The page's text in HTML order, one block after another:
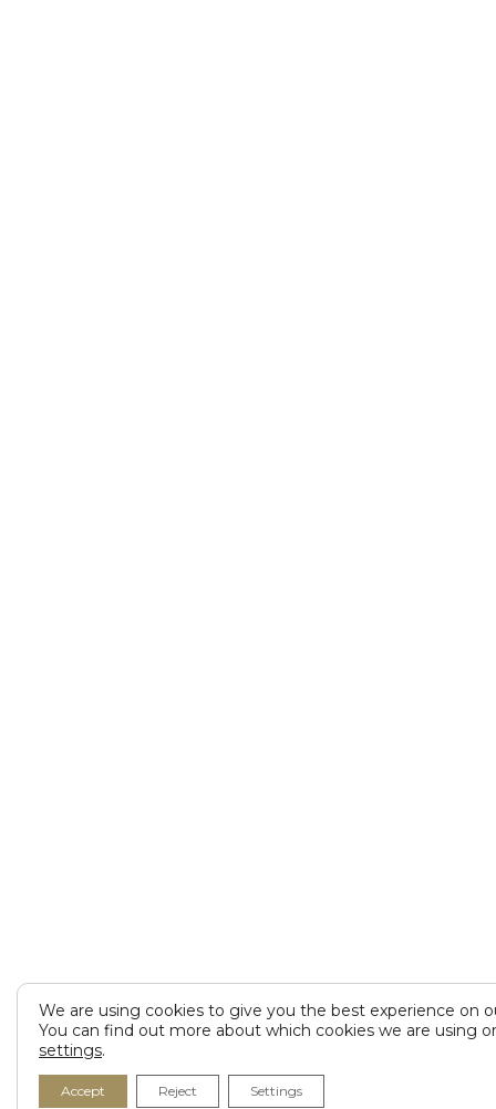
We are using cookies to give you the best experience on
You can find out more about which cookies we are using
settings.
Accept Reject Settings